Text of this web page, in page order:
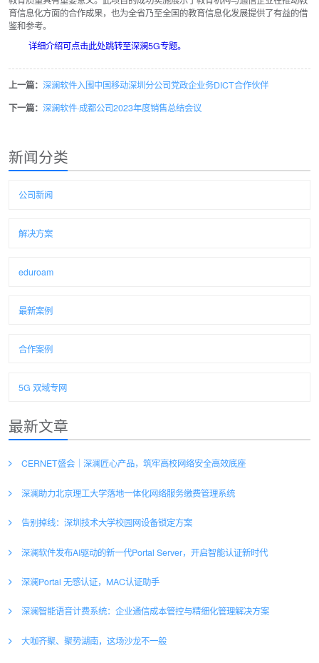
育信息化方面的合作成果，也为全省乃至全国的教育信息化发展提供了有益的借
鉴和参考。
详细介绍可点击此处跳转至深澜5G专题。
上一篇：深澜软件入围中国移动深圳分公司党政企业务DICT合作伙伴
下一篇：深澜软件·成都公司2023年度销售总结会议
新闻分类
公司新闻
解决方案
eduroam
最新案例
合作案例
5G 双域专网
最新文章
CERNET盛会｜深澜匠心产品，筑牢高校网络安全高效底座
深澜助力北京理工大学落地一体化网络服务缴费管理系统
告别掉线：深圳技术大学校园网设备锁定方案
深澜软件发布AI驱动的新一代Portal Server，开启智能认证新时代
深澜Portal 无感认证，MAC认证助手
深澜智能语音计费系统：企业通信成本管控与精细化管理解决方案
大咖齐聚、聚势湖南，这场沙龙不一般